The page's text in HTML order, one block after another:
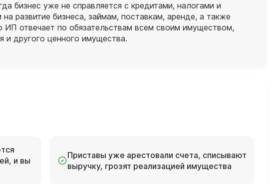
бизнес уже не справляется с кредитами, налогами и
развитие бизнеса, займам, поставкам, аренде, а также
отвечает по обязательствам всем своим имуществом,
и другого ценного имущества.
и вы
Приставы уже арестовали счета, списывают
выручку, грозят реализацией имущества